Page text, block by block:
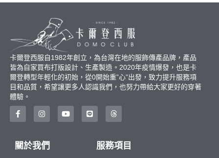
卡爾登西服自1982年創立，為台灣在地的服飾傳產品牌，產品
皆為自家買布打版設計、生產製造。2020年疫情爆發，也是卡
爾登轉型年輕化的初始，從0開始重”心”出發，致力提升服務項
目和品質，希望讓更多人認識我們，也努力帶給大家更好的穿著
體驗。
關於我們 服務項目